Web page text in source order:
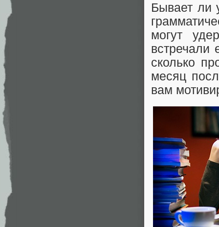
Бывает ли
могут
встречали
сколько
месяц
вам